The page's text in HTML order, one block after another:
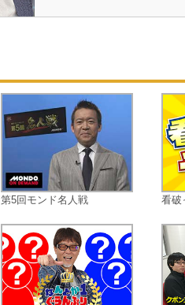
第5回モンド名人戦 看破